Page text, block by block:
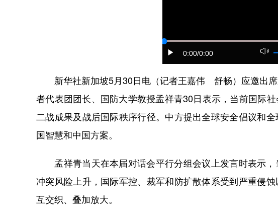
0:00/0:00
新华社新加坡5月30日电（记者王嘉伟 舒畅）应邀出席
者代表团团长、国防大学教授孟祥青30日表示，当前国际
二战成果及战后国际秩序行径。中方提出全球安全倡议和
国智慧和中国方案。
孟祥青当天在本届对话会平行分组会议上发言时表示，
冲突风险上升，国际军控、裁军和防扩散体系受到严重侵
互交织、叠加放大。